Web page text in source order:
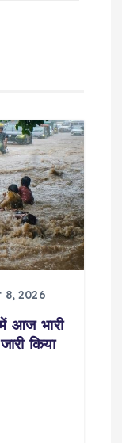
8, 2026
आज भारी
किया